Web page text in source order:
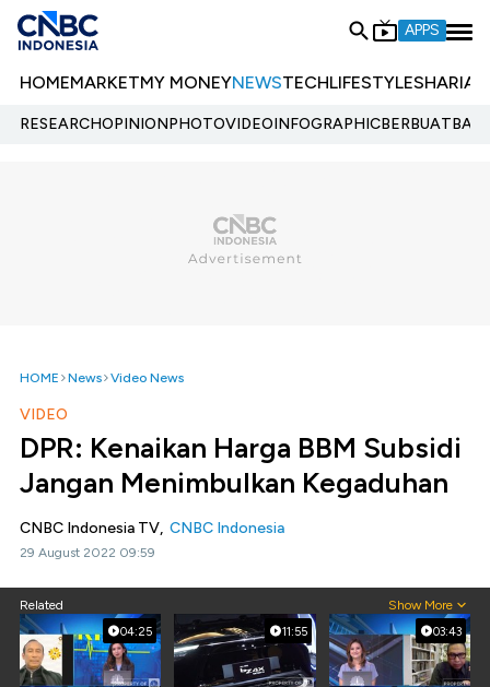
APPS
HOMEMARKETMY MONEYNEWSTECHLIFESTYLESHARIA
RESEARCHOPINIONPHOTOVIDEOINFOGRAPHIC
HOME News Video News
VIDEO
DPR: Kenaikan Harga BBM Subsidi
Jangan Menimbulkan Kegaduhan
CNBC Indonesia TV, CNBC Indonesia
29 August 2022 09:59
Related Show More
04:25 11:55 03:43